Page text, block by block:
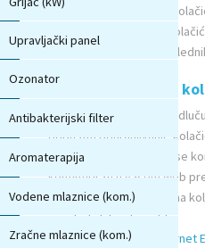
Upravljački panel
Ozonator
Antibakterijski filter
Aromaterapija
Vodene mlaznice (kom.)
Zračne mlaznice (kom.)
zahtjeve za spremanje
pobrišete spremljene
zatvaranju internet
Kako onemogućiti
Isključivanjem kolačića
dopustiti pohranjivanje
Cookie postavke mogu se
konfigurirati u vašem web
informacije o postavkama
preglednik koji koristite.
•Chrome •Firefox Internet